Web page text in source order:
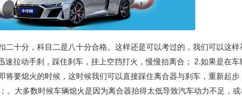
二十分，科目二是八十分合格。这样还是可以考过的，我们可以这样
速拉动手刹，踩住刹车，挂上空挡打火，慢慢抬离合； 2.如果是在车
将要熄火的时候，这时候我们可以直接踩住离合器与刹车，重新起步
。大多数时候车辆熄火是因为离合器抬得太低导致汽车动力不足，或